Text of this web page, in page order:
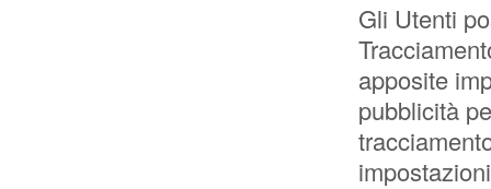
Gli Utenti
apposite
pubblicità